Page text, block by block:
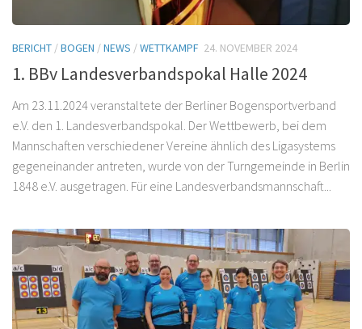
BERICHT /BOGEN /NEWS /WETTKAMPF 24. NOVEMBER 2024
1. BBv Landesverbandspokal Halle 2024
Am 23.11.2024 veranstaltete der Berliner Bogensportverband
e.V. den 1. Landesverbandspokal. Der Wettbewerb, bei dem
Mannschaften verschiedener Vereine ähnlich des Ligasystems
gegeneinander antreten, wurde von der Turngemeinde in Berlin
1848 e.V. ausgetragen. Für eine Landesverbandsmannschaft...